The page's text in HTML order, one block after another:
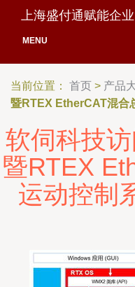
上海盛付通赋能企
MENU
当前位置： 首页 > 产品
暨RTEX EtherCAT混合
软伺科技
暨RTEX
运动控制